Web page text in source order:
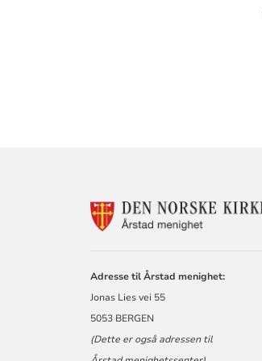
Adresse til Årstad menighet:
Jonas Lies vei 55
5053 BERGEN
(Dette er også adressen til